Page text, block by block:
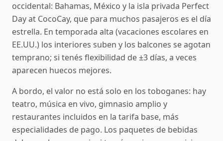
occidental: Bahamas, México y la isla privada Perfect
Day at CocoCay, que para muchos pasajeros es el día
estrella. En temporada alta (vacaciones escolares en
EE.UU.) los interiores suben y los balcones se agotan
temprano; si tenés flexibilidad de ±3 días, a veces
aparecen huecos mejores.
A bordo, el valor no está solo en los toboganes: hay
teatro, música en vivo, gimnasio amplio y
restaurantes incluidos en la tarifa base, más
especialidades de pago. Los paquetes de bebidas